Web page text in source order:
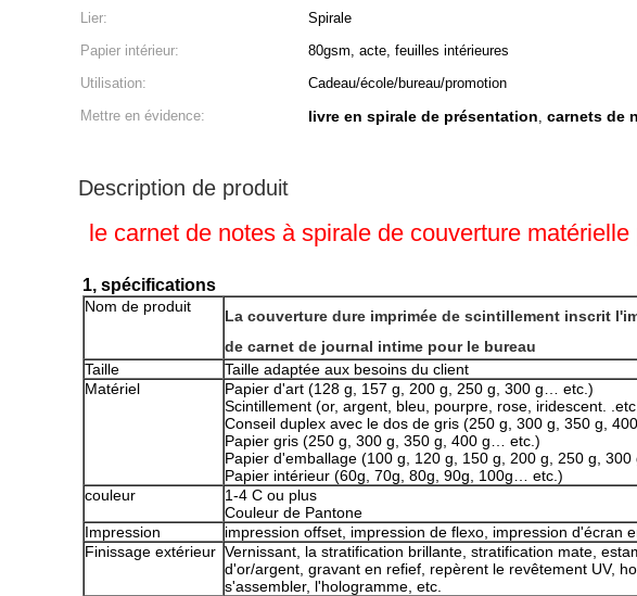
Lier:
Spirale
Papier intérieur:
80gsm, acte, feuilles intérieures
Utilisation:
Cadeau/école/bureau/promotion
Mettre en évidence:
livre en spirale de présentation, carnets de
Description de produit
le carnet de notes à spirale de couverture
1, spécifications
Nom de produit
La couverture dure imprimée de scintillement inscrit
de carnet de journal intime pour le bureau
Taille
Taille adaptée aux besoins du client
Matériel
Papier d'art (128 g, 157 g, 200 g, 250 g, 300 g… etc.)
Scintillement (or, argent, bleu, pourpre, rose, iridescent.
Conseil duplex avec le dos de gris (250 g, 300 g, 350 g,
Papier gris (250 g, 300 g, 350 g, 400 g… etc.)
Papier d'emballage (100 g, 120 g, 150 g, 200 g, 250 g,
Papier intérieur (60g, 70g, 80g, 90g, 100g… etc.)
couleur
1-4 C ou plus
Couleur de Pantone
Impression
impression offset, impression de flexo, impression d'écran
Finissage extérieur Vernissant, la stratification brillante, stratification mate,
d'or/argent, gravant en refief, repèrent le revêtement UV,
s'assembler, l'hologramme, etc.